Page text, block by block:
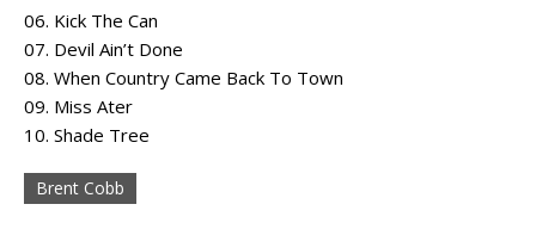
06. Kick The Can
07. Devil Ain’t Done
08. When Country Came Back To Town
09. Miss Ater
10. Shade Tree
Brent Cobb